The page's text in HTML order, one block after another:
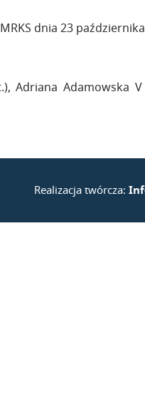
dnia 23 października
Adriana Adamowska
Realizacja twórcza: